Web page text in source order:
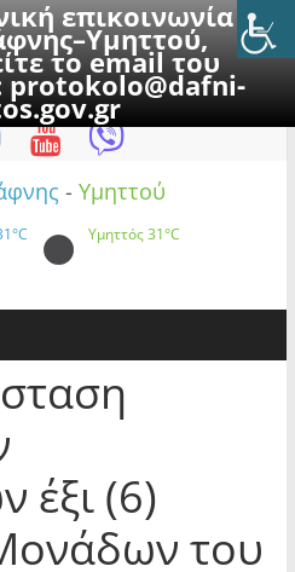
επικοινωνία με
το email του
protokolo@dafni-
Αυγούστου 2026
- Υμηττού
Υμηττός31°C
έξι (6)
του